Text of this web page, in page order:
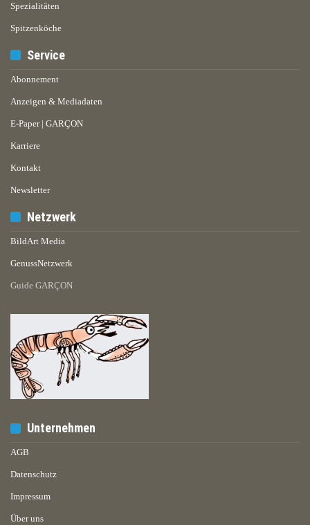
Spezialitäten
Spitzenköche
Service
Abonnement
Anzeigen & Mediadaten
E-Paper | GARÇON
Karriere
Kontakt
Newsletter
Netzwerk
BildArt Media
GenussNetzwerk
Guide GARÇON
Unternehmen
AGB
Datenschutz
Impressum
Über uns